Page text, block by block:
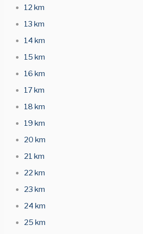
12 km
13 km
14 km
15 km
16 km
17 km
18 km
19 km
20 km
21 km
22 km
23 km
24 km
25 km